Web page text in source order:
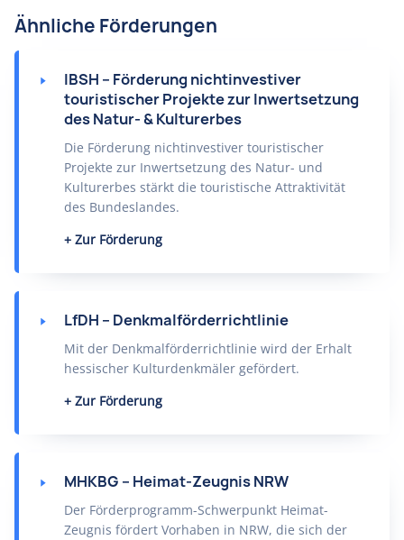
Ähnliche Förderungen
IBSH – Förderung nichtinvestiver
touristischer Projekte zur Inwertsetzung
des Natur- & Kulturerbes
Die Förderung nichtinvestiver touristischer
Projekte zur Inwertsetzung des Natur- und
Kulturerbes stärkt die touristische Attraktivität
des Bundeslandes.
Zur Förderung
LfDH – Denkmalförderrichtlinie
Mit der Denkmalförderrichtlinie wird der Erhalt
hessischer Kulturdenkmäler gefördert.
Zur Förderung
MHKBG – Heimat-Zeugnis NRW
Der Förderprogramm-Schwerpunkt Heimat-
Zeugnis fördert Vorhaben in NRW, die sich der